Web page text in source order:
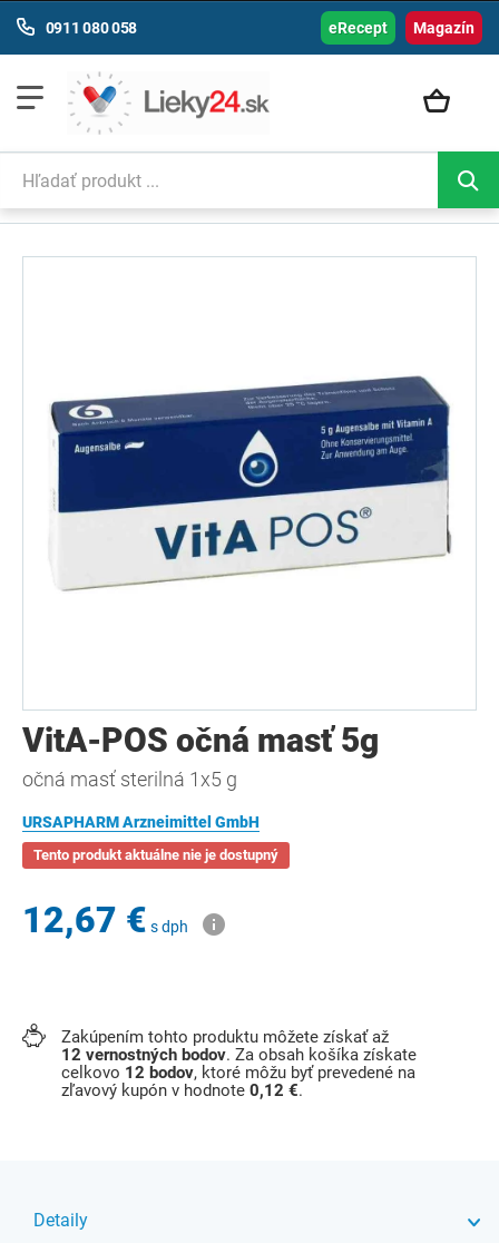
Magazín
0911 080 058 eRecept
VitA-POS očná masť 5g
očná masť sterilná 1x5 g
URSAPHARM Arzneimittel GmbH
Tento produkt aktuálne nie je dostupný
12,67 € s dph
Zakúpením tohto produktu môžete získať až
12 vernostných bodov. Za obsah košíka získate
celkovo 12 bodov, ktoré môžu byť prevedené na
zľavový kupón v hodnote 0,12 €.
Detaily